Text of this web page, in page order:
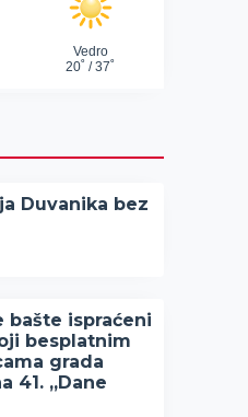
Duvanika bez
bašte ispraćeni
besplatnim
grada
41. „Dane